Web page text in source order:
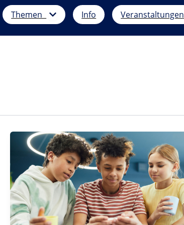
Themen Öffne Themen
Info Veranstaltungen